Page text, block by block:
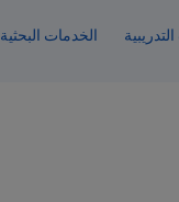
الخدمات البحثية